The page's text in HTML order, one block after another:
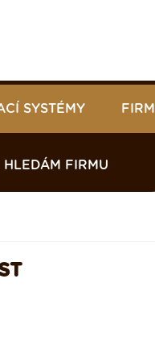
SYSTÉMY
HLEDÁM FIRMU